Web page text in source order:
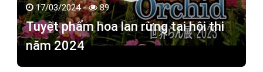
17/03/2024 - 89
Tuyệt phẩm hoa lan rừng tại hội thi
năm 2024